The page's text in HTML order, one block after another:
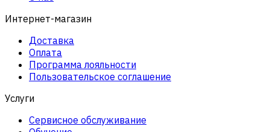
Интернет-магазин
Доставка
Оплата
Программа лояльности
Пользовательское соглашение
Услуги
Сервисное обслуживание